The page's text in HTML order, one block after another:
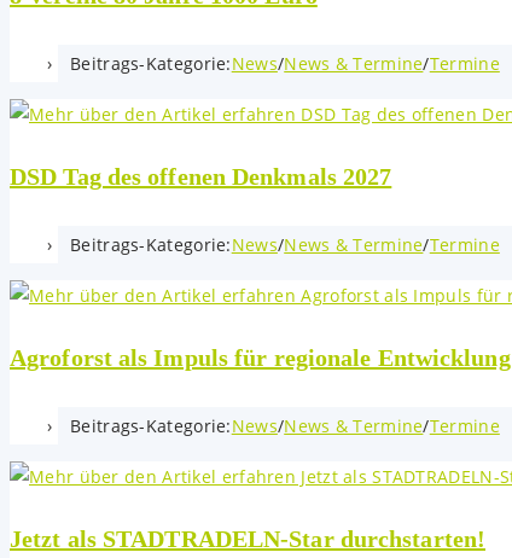
Beitrags-Kategorie:News/News & Termine/Termine
DSD Tag des offenen Denkmals 2027
Beitrags-Kategorie:News/News & Termine/Termine
Agroforst als Impuls für regionale Entwicklung
Beitrags-Kategorie:News/News & Termine/Termine
Jetzt als STADTRADELN-Star durchstarten!